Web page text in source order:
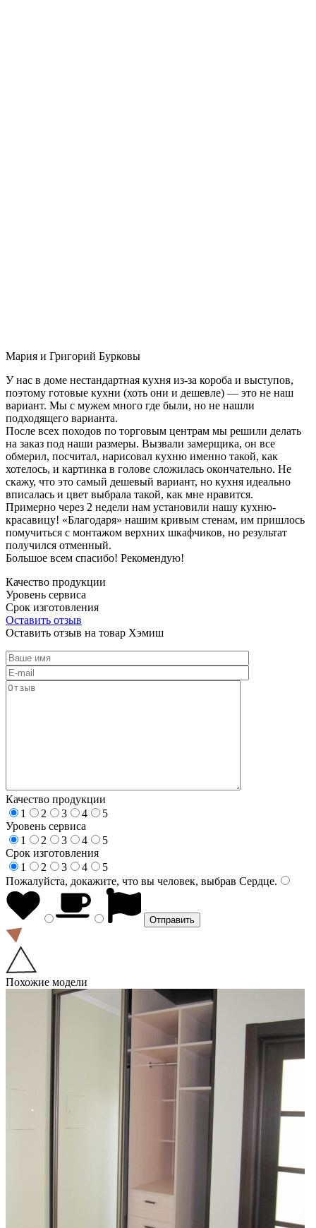
Мария и Григорий Бурковы
У нас в доме нестандартная кухня из-за короба и выступов,
поэтому готовые кухни (хоть они и дешевле) — это не наш
вариант. Мы с мужем много где были, но не нашли
подходящего варианта.
После всех походов по торговым центрам мы решили делать
на заказ под наши размеры. Вызвали замерщика, он все
обмерил, посчитал, нарисовал кухню именно такой, как
хотелось, и картинка в голове сложилась окончательно. Не
скажу, что это самый дешевый вариант, но кухня идеально
вписалась и цвет выбрала такой, как мне нравится.
Примерно через 2 недели нам установили нашу кухню-
красавицу! «Благодаря» нашим кривым стенам, им пришлось
помучиться с монтажом верхних шкафчиков, но результат
получился отменный.
Большое всем спасибо! Рекомендую!
Качество продукции
Уровень сервиса
Срок изготовления
Оставить отзыв
Оставить отзыв на товар Хэмиш
Качество продукции
1
2 3 4
5
Уровень сервиса
1
2 3 4
5
Срок изготовления
1
2 3 4
5
Пожалуйста, докажите, что вы человек, выбрав Сердце.
Похожие модели